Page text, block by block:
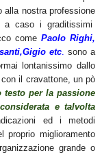
alla nostra professione
a caso i graditissimi
comePaolo Righi,
etc sono a
lontanissimo dallo
il cravattone, un pò
testo per la passione
e talvolta
ed i metodi
miglioramento
grande o